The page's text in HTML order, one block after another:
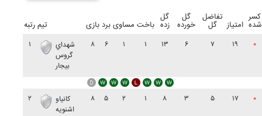
رتبه تیم بازی برد مساوی باخت
گل
زده
گل
خورده
تفاضل
گل امتیاز
کسر
شده
۱
شهداي
گروس
بيجار
۸ ۶ ۱ ۱ ۱۳ ۶ ۷ ۱۹ ۰
۲
کانياو
اشنويه
۸ ۵ ۲ ۱ ۸ ۳ ۵ ۱۷ ۰